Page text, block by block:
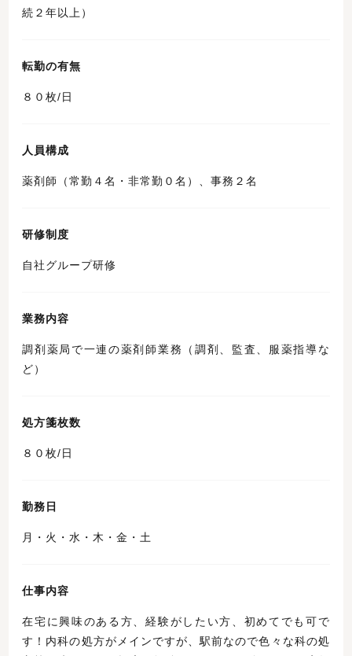
続２年以上）
転勤の有無
８０枚/日
人員構成
薬剤師（常勤４名・非常勤０名）、事務２名
研修制度
自社グループ研修
業務内容
調剤薬局で一連の薬剤師業務（調剤、監査、服薬指導な
ど）
処方箋枚数
８０枚/日
勤務日
月・火・水・木・金・土
仕事内容
在宅に興味のある方、経験がしたい方、初めてでも可で
す！内科の処方がメインですが、駅前なので色々な科の処